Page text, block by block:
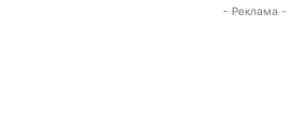
- Реклама -